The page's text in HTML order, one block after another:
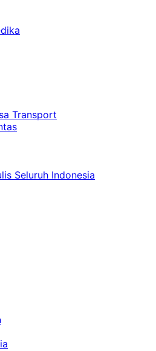
Transport
Seluruh Indonesia